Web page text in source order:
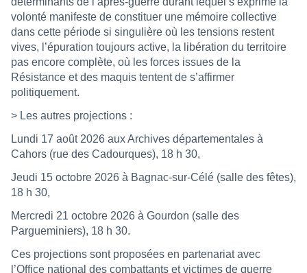
volonté manifeste de constituer une mémoire collective
dans cette période si singulière où les tensions restent
vives, l’épuration toujours active, la libération du territoire
pas encore complète, où les forces issues de la
Résistance et des maquis tentent de s’affirmer
politiquement.
> Les autres projections :
Lundi 17 août 2026 aux Archives départementales à
Cahors (rue des Cadourques), 18 h 30,
Jeudi 15 octobre 2026 à Bagnac-sur-Célé (salle des fêtes),
18 h 30,
Mercredi 21 octobre 2026 à Gourdon (salle des
Pargueminiers), 18 h 30.
Ces projections sont proposées en partenariat avec
l’Office national des combattants et victimes de guerre